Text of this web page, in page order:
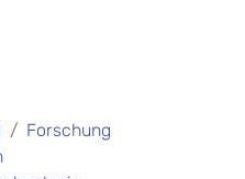
Forschung